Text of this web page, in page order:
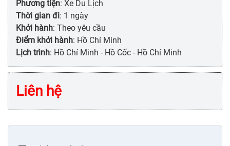
Phương tiện: Xe Du Lịch
Thời gian đi: 1 ngày
Khởi hành: Theo yêu cầu
Điểm khởi hành: Hồ Chí Minh
Lịch trình: Hồ Chí Minh - Hồ Cốc - Hồ Chí Minh
Liên hệ